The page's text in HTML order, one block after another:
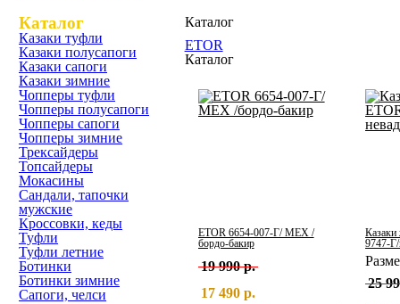
Каталог
Казаки туфли
Казаки полусапоги
Казаки сапоги
Казаки зимние
Чопперы туфли
Чопперы полусапоги
Чопперы сапоги
Чопперы зимние
Трексайдеры
Топсайдеры
Мокасины
Сандали, тапочки
мужские
Кроссовки, кеды
Туфли
Туфли летние
Ботинки
Ботинки зимние
Сапоги, челси
Каталог
ETOR
Каталог
ETOR 6654-007-Г/ МЕХ /
бордо-бакир
19 990 р.
17 490 р.
Казаки
9747-Г/
25